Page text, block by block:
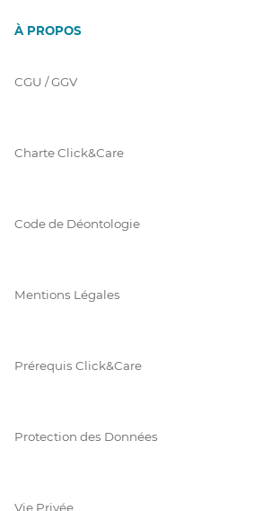
À PROPOS
CGU / GGV
Charte Click&Care
Code de Déontologie
Mentions Légales
Prérequis Click&Care
Protection des Données
Vie Privée